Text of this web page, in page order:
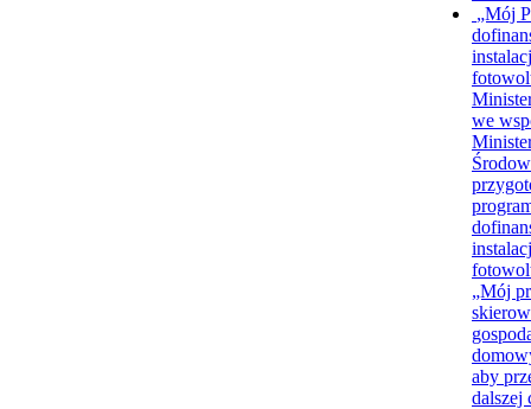
„Mój
we
„Mój
aby
dalszej